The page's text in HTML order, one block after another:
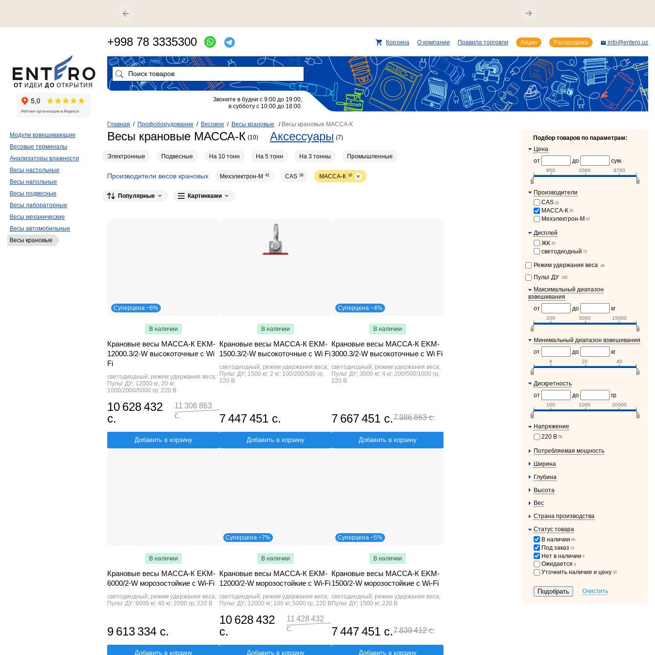
Главная / Профоборудование / Весовое / Весы крановые / Весы крановые МАССА-К
Весы крановые МАССА-К (10) Аксессуары (7)
Электронные Подвесные На 10 тонн На 5 тонн На 3 тонны Промышленные
Производители весов крановых Мехэлектрон-М 42 CAS 28 МАССА-К 10
Популярные Картинками
Суперцена −6%
В наличии
Крановые весы МАССА-К EKM-
12000.3/2-W высокоточные c Wi
Fi
светодиодный; режим удержания веса;
Пульт ДУ; 12000 кг; 20 кг;
1000/2000/5000 гр; 220 В
10 628 432
с.
11 306 863
с.
Добавить в корзину
В наличии
Крановые весы МАССА-К EKM-
1500.3/2-W высокоточные c Wi Fi
светодиодный; режим удержания веса;
Пульт ДУ; 1500 кг; 2 кг; 100/200/500 гр;
220 В
7 447 451 с.
Добавить в корзину
Суперцена −4%
В наличии
Крановые весы МАССА-К EKM-
3000.3/2-W высокоточные c Wi Fi
светодиодный; режим удержания веса;
Пульт ДУ; 3000 кг; 4 кг; 200/500/1000 гр;
220 В
7 667 451 с.7 986 863 с.
Добавить в корзину
В наличии
Крановые весы МАССА-К EKM-
6000/2-W морозостойкие c Wi-Fi
светодиодный; режим удержания веса;
Пульт ДУ; 6000 кг; 40 кг; 2000 гр; 220 В
9 613 334 с.
Добавить в корзину
Суперцена −7%
В наличии
Крановые весы МАССА-К EKM-
12000/2-W морозостойкие c Wi-Fi
светодиодный; режим удержания веса;
Пульт ДУ; 12000 кг; 100 кг; 5000 гр; 220 В
10 628 432
с.
11 428 432
с.
Добавить в корзину
Суперцена −5%
В наличии
Крановые весы МАССА-К EKM-
1500/2-W морозостойкие c Wi-Fi
светодиодный; режим удержания веса;
Пульт ДУ; 1500 кг; 220 В
7 447 451 с.7 839 412 с.
Добавить в корзину
Подбор товаров по параметрам:
Цена
от
до сум.
950 2000 8700
Производители
CAS 33
МАССА-К 26
Мехэлектрон-М 42
Дисплей
ЖК 20
светодиодный 72
Режим удержания веса 49
Пульт ДУ 100
Максимальный диапазон
взвешивания
от
до кг
200 3000 15000
Минимальный диапазон взвешивания
от
до кг
4 20 40
Дискретность
от
до гр
100 1000 20000
Напряжение
220 В 78
Потребляемая мощность
Ширина
Глубина
Высота
Вес
Страна производства
Статус товара
В наличии 66
Под заказ 13
Нет в наличии 4
Ожидается 3
Уточнить наличие и цену 19
Очистить
Модули взвешивающие
Весовые терминалы
Анализаторы влажности
Весы настольные
Весы напольные
Весы подвесные
Весы лабораторные
Весы механические
Весы автомобильные
Весы крановые
ОТ ИДЕИ ДО ОТКРЫТИЯ
+998 78 3335300 Корзина О компании Правила торговли Акции Распродажа info@entero.uz
Звоните в будни с 9:00 до 19:00,
в субботу с 10:00 до 18:00.